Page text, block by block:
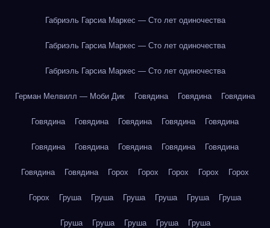
Габриэль Гарсиа Маркес — Сто лет одиночества
Габриэль Гарсиа Маркес — Сто лет одиночества
Габриэль Гарсиа Маркес — Сто лет одиночества
Герман Мелвилл — Моби Дик Говядина Говядина Говядина
Говядина Говядина Говядина Говядина Говядина
Говядина Говядина Говядина Говядина Говядина
Говядина Говядина Горох Горох Горох Горох Горох
Горох Груша Груша Груша Груша Груша Груша
Груша Груша Груша Груша Груша